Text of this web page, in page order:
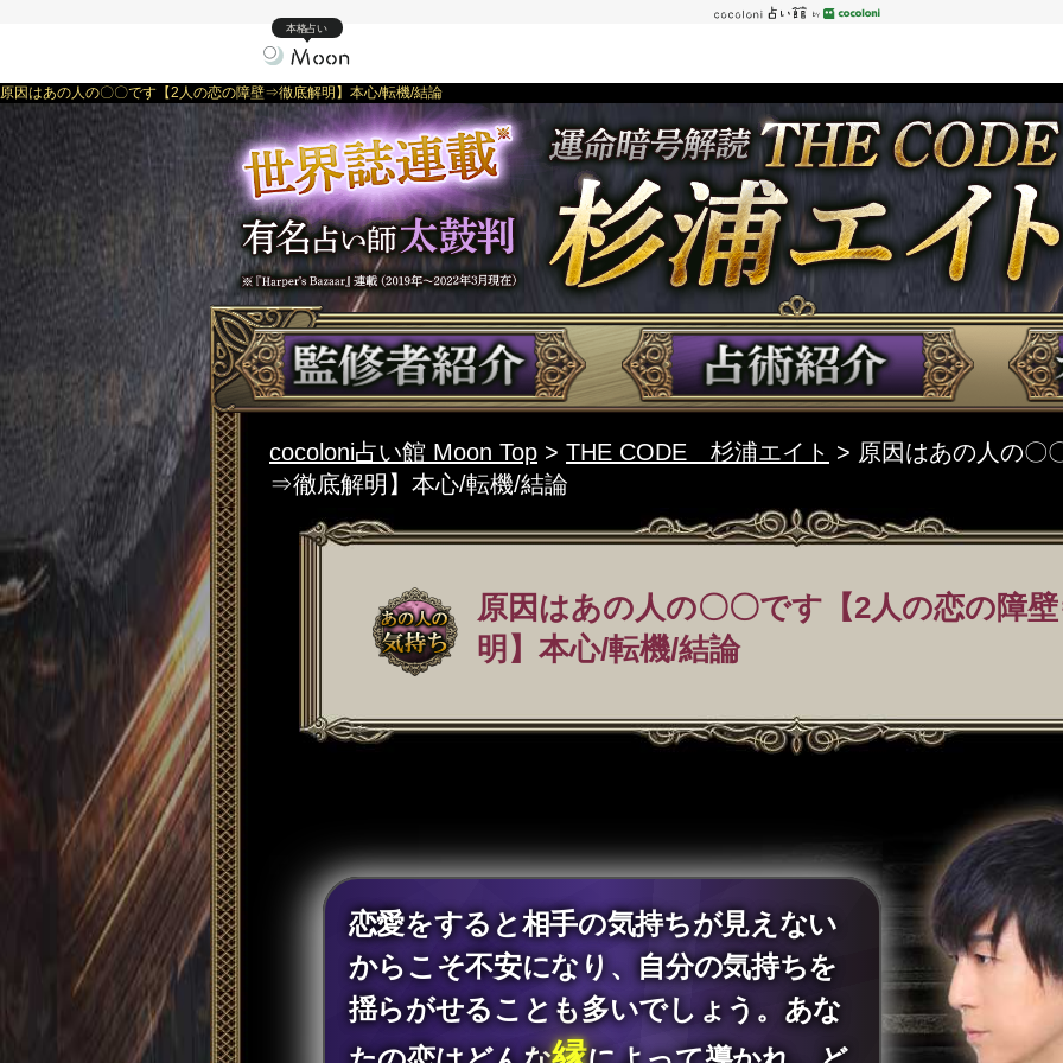
本格占い
原因はあの人の〇〇です【2人の恋の障壁⇒徹底解明】本心/転機/結論
cocoloni占い館 Moon Top > THE CODE 杉浦エイト > 原因はあの人の〇
⇒徹底解明】本心/転機/結論
原因はあの人の〇〇です【2人の恋の障
明】本心/転機/結論
恋愛をすると相手の気持ちが見えない
からこそ不安になり、自分の気持ちを
揺らがせることも多いでしょう。あな